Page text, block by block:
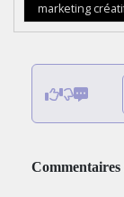
marketing
Commentaires